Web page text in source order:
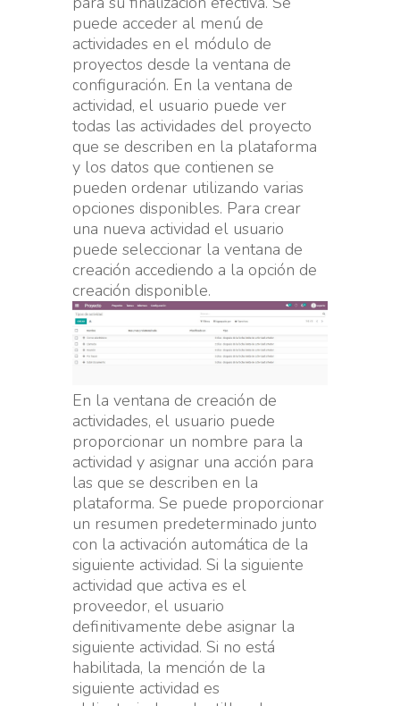
puede acceder al menú de
actividades en el módulo de
proyectos desde la ventana de
configuración. En la ventana de
actividad, el usuario puede ver
todas las actividades del proyecto
que se describen en la plataforma
y los datos que contienen se
pueden ordenar utilizando varias
opciones disponibles. Para crear
una nueva actividad el usuario
puede seleccionar la ventana de
creación accediendo a la opción de
creación disponible.
En la ventana de creación de
actividades, el usuario puede
proporcionar un nombre para la
actividad y asignar una acción para
las que se describen en la
plataforma. Se puede proporcionar
un resumen predeterminado junto
con la activación automática de la
siguiente actividad. Si la siguiente
actividad que activa es el
proveedor, el usuario
definitivamente debe asignar la
siguiente actividad. Si no está
habilitada, la mención de la
siguiente actividad es